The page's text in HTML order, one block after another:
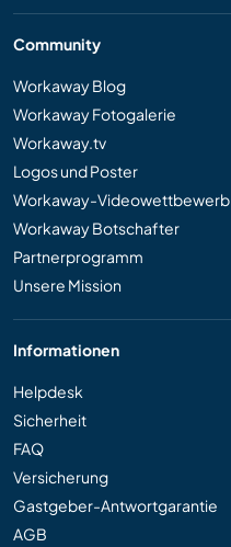
Community
Workaway Blog
Workaway Fotogalerie
Workaway.tv
Logos und Poster
Workaway-Videowettbewerb
Workaway Botschafter
Partnerprogramm
Unsere Mission
Informationen
Helpdesk
Sicherheit
FAQ
Versicherung
Gastgeber-Antwortgarantie
AGB